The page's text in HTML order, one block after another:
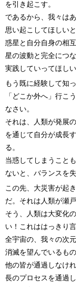
を引き起こす。
であるから、我々は
思い起こしてほしい
惑星と自分自身の相
星の波動と完全につ
実践していってほしい
もう既に経験して知
「どこか外へ」行こ
なさい。
それは、人類が発展
を通じて自分が成長
る。
当惑してしまうこと
ないと、バランスを
この先、大災害が起
だ。それは人類が瀬
そう、人類は大変化
い！これははっきり言
全宇宙の、我々の次
消滅を望んでいるもの
他の皆が通過しなけ
長のプロセスを通過